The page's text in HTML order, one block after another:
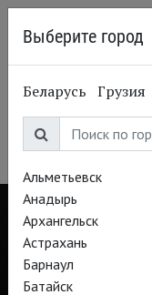
Лоран
Laurent Pelly
Выберите город
Беларусь Грузия
Альметьевск
Анадырь
Архангельск
Астрахань
Барнаул
Батайск